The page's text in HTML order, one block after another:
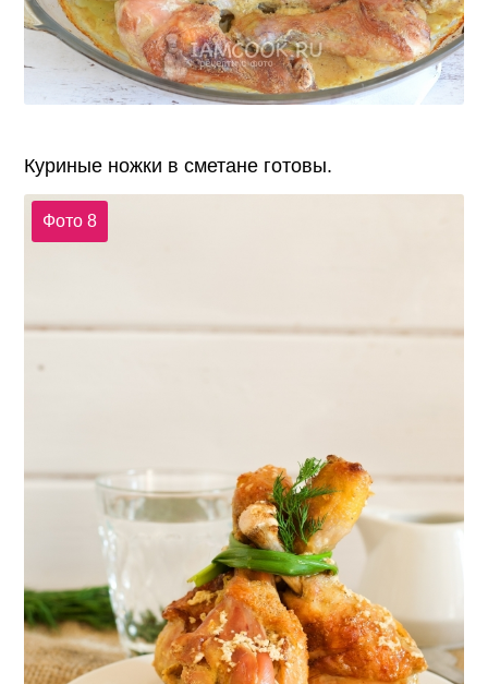
Куриные ножки в сметане готовы.
Фото 8